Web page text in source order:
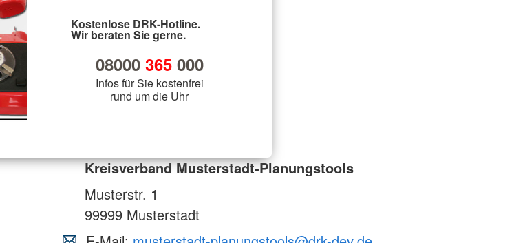
Kostenlose DRK-Hotline.
Wir beraten Sie gerne.
08000 365000
Infos für Sie kostenfrei
rund um die Uhr
Kreisverband Musterstadt-Planungstools
Musterstr. 1
99999 Musterstadt